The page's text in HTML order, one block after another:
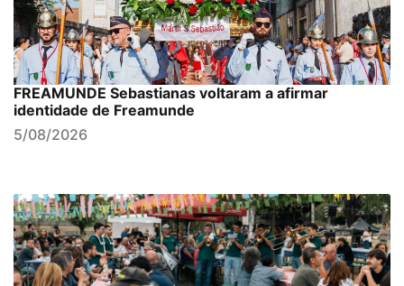
FREAMUNDE Sebastianas voltaram a afirmar
identidade de Freamunde
5/08/2026